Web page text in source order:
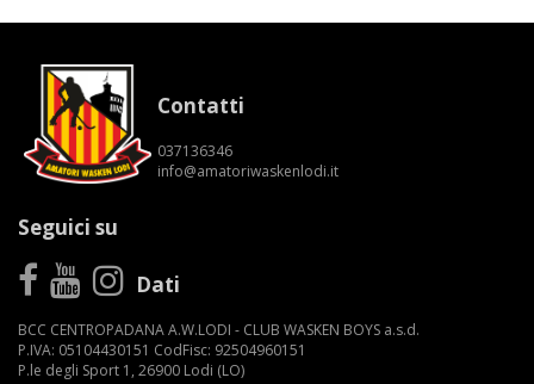
Contatti
037136346
info@amatoriwaskenlodi.it
Seguici su
Dati
BCC CENTROPADANA A.W.LODI - CLUB WASKEN BOYS a.s.d.
P.IVA: 05104430151 CodFisc: 92504960151
P.le degli Sport 1, 26900 Lodi (LO)